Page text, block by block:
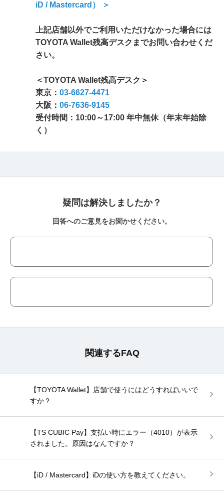
iD / Mastercard） ＞
上記店舗以外でご利用いただけなかった場合には
TOYOTA Wallet残高デスクまでお問い合わせくだ
さい。
＜TOYOTA Wallet残高デスク＞
東京： 03-6627-4471
大阪： 06-7636-9145
受付時間：10:00～17:00 年中無休（年末年始除
く）
疑問は解決しましたか？
回答へのご意見をお聞かせください。
関連するFAQ
【TOYOTA Wallet】店舗で使うにはどうすればいいで
すか？
【TS CUBIC Pay】支払い時にエラー（4010）が表示
されました。原因はなんですか？
【iD / Mastercard】iDの使い方を教えてください。